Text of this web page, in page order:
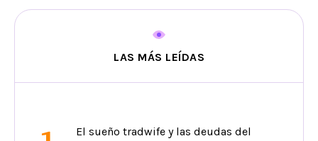
LAS MÁS LEÍDAS
El sueño tradwife y las deudas del